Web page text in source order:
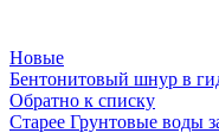
Новые
Бентонитовый шнур в
Обратно к списку
Старее Грунтовые воды